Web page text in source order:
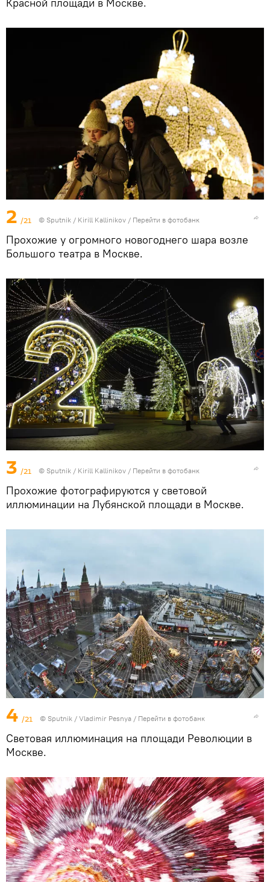
2 /21 © Sputnik / Kirill Kallinikov / Перейти в фотобанк
Прохожие у огромного новогоднего шара возле
Большого театра в Москве.
3 /21 © Sputnik / Kirill Kallinikov / Перейти в фотобанк
Прохожие фотографируются у световой
иллюминации на Лубянской площади в Москве.
4 /21 © Sputnik / Vladimir Pesnya / Перейти в фотобанк
Световая иллюминация на площади Революции в
Москве.